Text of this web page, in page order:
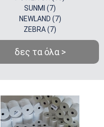
SUNMI (7)
NEWLAND (7)
ZEBRA (7)
δες τα όλα >